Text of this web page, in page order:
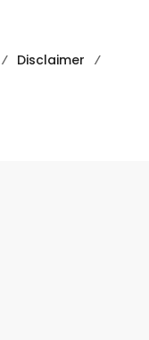
Disclaimer